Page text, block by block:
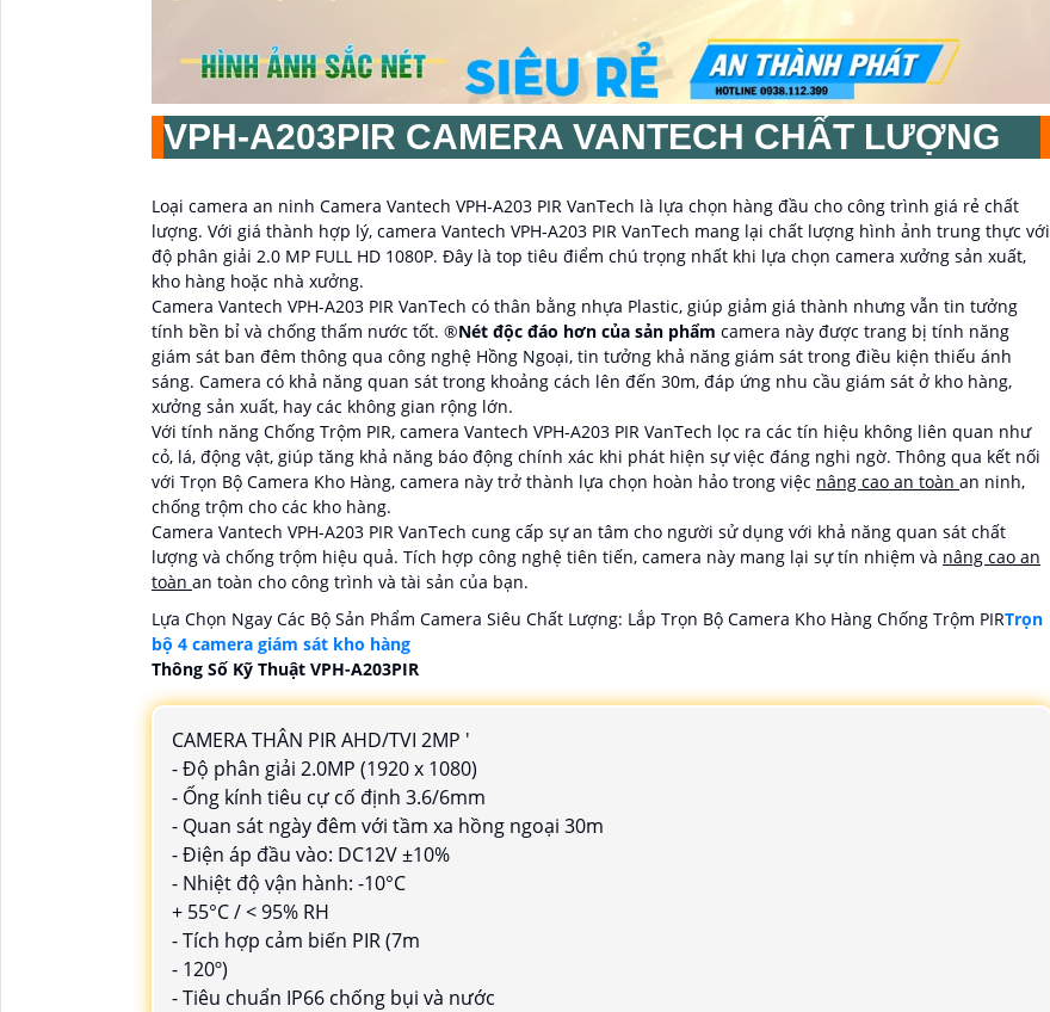
VPH-A203PIR CAMERA VANTECH CHẤT LƯỢNG
Loại camera an ninh Camera Vantech VPH-A203 PIR VanTech là lựa chọn hàng đầu cho công trình giá rẻ chất
lượng. Với giá thành hợp lý, camera Vantech VPH-A203 PIR VanTech mang lại chất lượng hình ảnh trung thực với
độ phân giải 2.0 MP FULL HD 1080P. Đây là top tiêu điểm chú trọng nhất khi lựa chọn camera xưởng sản xuất,
kho hàng hoặc nhà xưởng.
Camera Vantech VPH-A203 PIR VanTech có thân bằng nhựa Plastic, giúp giảm giá thành nhưng vẫn tin tưởng
tính bền bỉ và chống thấm nước tốt. ®️Nét độc đáo hơn của sản phẩm camera này được trang bị tính năng
giám sát ban đêm thông qua công nghệ Hồng Ngoại, tin tưởng khả năng giám sát trong điều kiện thiếu ánh
sáng. Camera có khả năng quan sát trong khoảng cách lên đến 30m, đáp ứng nhu cầu giám sát ở kho hàng,
xưởng sản xuất, hay các không gian rộng lớn.
Với tính năng Chống Trộm PIR, camera Vantech VPH-A203 PIR VanTech lọc ra các tín hiệu không liên quan như
cỏ, lá, động vật, giúp tăng khả năng báo động chính xác khi phát hiện sự việc đáng nghi ngờ. Thông qua kết nối
với Trọn Bộ Camera Kho Hàng, camera này trở thành lựa chọn hoàn hảo trong việc nâng cao an toàn an ninh,
chống trộm cho các kho hàng.
Camera Vantech VPH-A203 PIR VanTech cung cấp sự an tâm cho người sử dụng với khả năng quan sát chất
lượng và chống trộm hiệu quả. Tích hợp công nghệ tiên tiến, camera này mang lại sự tín nhiệm và nâng cao an
toàn an toàn cho công trình và tài sản của bạn.
Lựa Chọn Ngay Các Bộ Sản Phẩm Camera Siêu Chất Lượng: Lắp Trọn Bộ Camera Kho Hàng Chống Trộm PIRTrọn
bộ 4 camera giám sát kho hàng
Thông Số Kỹ Thuật VPH-A203PIR
CAMERA THÂN PIR AHD/TVI 2MP '
- Độ phân giải 2.0MP (1920 x 1080)
- Ống kính tiêu cự cố định 3.6/6mm
- Quan sát ngày đêm với tầm xa hồng ngoại 30m
- Điện áp đầu vào: DC12V ±10%
- Nhiệt độ vận hành: -10°C
+ 55°C / < 95% RH
- Tích hợp cảm biến PIR (7m
- 120º)
- Tiêu chuẩn IP66 chống bụi và nước